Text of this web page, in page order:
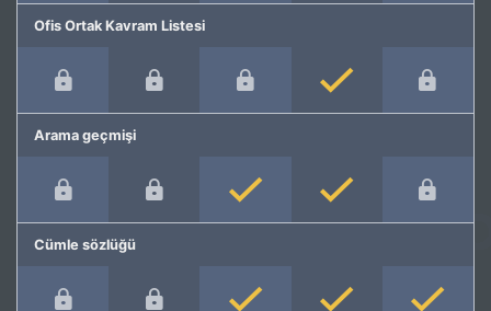
Ofis Ortak Kavram Listesi
Arama geçmişi
Cümle sözlüğü